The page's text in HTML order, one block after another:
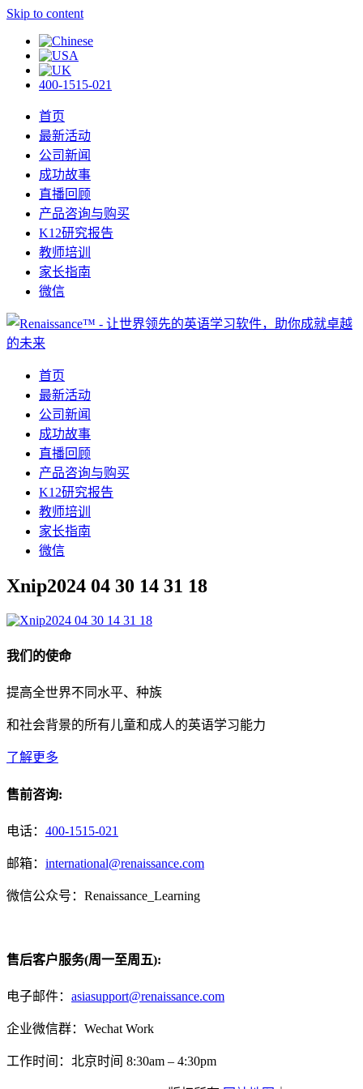
Skip to content
400-1515-021
首页
最新活动
公司新闻
成功故事
直播回顾
产品咨询与购买
K12研究报告
教师培训
家长指南
微信
首页
最新活动
公司新闻
成功故事
直播回顾
产品咨询与购买
K12研究报告
教师培训
家长指南
微信
Xnip2024 04 30 14 31 18
我们的使命
提高全世界不同水平、种族
和社会背景的所有儿童和成人的英语学习能力
了解更多
售前咨询:
电话： 400-1515-021
邮箱： international@renaissance.com
微信公众号：Renaissance_Learning
售后客户服务(周一至周五):
电子邮件： asiasupport@renaissance.com
企业微信群：Wechat Work
工作时间：北京时间 8:30am – 4:30pm